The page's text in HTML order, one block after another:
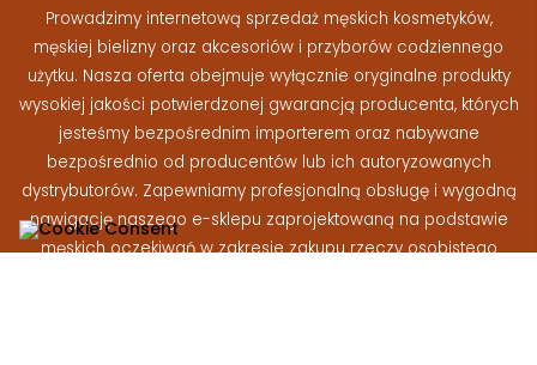
Prowadzimy internetową sprzedaż męskich kosmetyków,
męskiej bielizny oraz akcesoriów i przyborów codziennego
użytku. Nasza oferta obejmuje wyłącznie oryginalne produkty
wysokiej jakości potwierdzonej gwarancją producenta, których
jesteśmy bezpośrednim importerem oraz nabywane
bezpośrednio od producentów lub ich autoryzowanych
dystrybutorów. Zapewniamy profesjonalną obsługę i wygodną
nawigację naszego e-sklepu zaprojektowaną na podstawie
męskich oczekiwań w zakresie zakupu rzeczy osobistego